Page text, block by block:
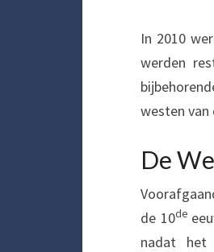
In 2010
werden
westen van
De
de 10de
nadat het